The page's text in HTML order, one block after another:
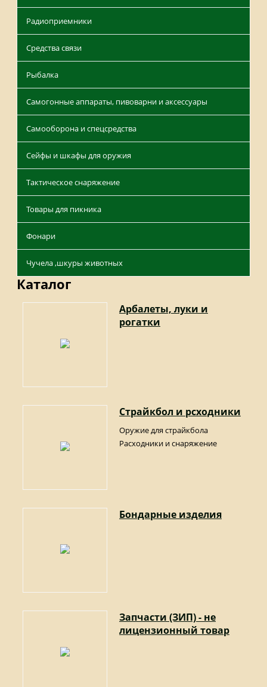
Радиоприемники
Средства связи
Рыбалка
Самогонные аппараты, пивоварни и аксессуары
Самооборона и спецсредства
Сейфы и шкафы для оружия
Тактическое снаряжение
Товары для пикника
Фонари
Чучела ,шкуры животных
Каталог
Арбалеты, луки и
рогатки
Страйкбол и рсходники
Оружие для страйкбола
Расходники и снаряжение
Бондарные изделия
Запчасти (ЗИП) - не
лицензионный товар